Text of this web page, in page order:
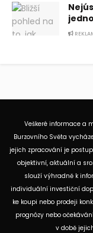
Veškeré informace a
Burzovního Světa
jejich zpracování je
objektivní, aktuální a
slouží výhradně k
individuální investiční
ke koupi nebo prodeji
prognózy nebo
v době